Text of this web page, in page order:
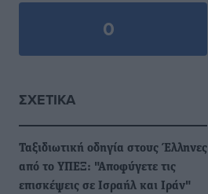
0
ΣΧΕΤΙΚΆ
Ταξιδιωτική οδηγία στους Έλληνες
από το ΥΠΕΞ: "Αποφύγετε τις
επισκέψεις σε Ισραήλ και Ιράν"